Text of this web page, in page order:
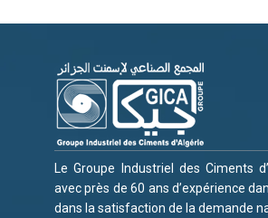
Le Groupe Industriel des Ciments
avec près de 60 ans d’expérience
dans la satisfaction de la demande